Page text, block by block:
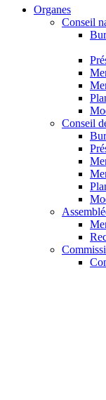
Organes
Conseil
Conseil